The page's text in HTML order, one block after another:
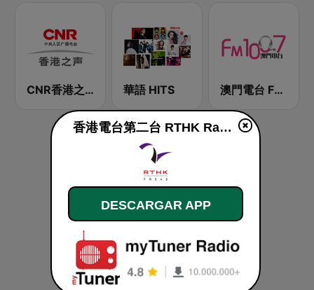
CNR香港之声 - CNR Voice of Hong Kong 華語 HITS 澳門電台 FM 100.7
香港電台第二台 RTHK Radio 2 en vivo
DESCARGAR APP